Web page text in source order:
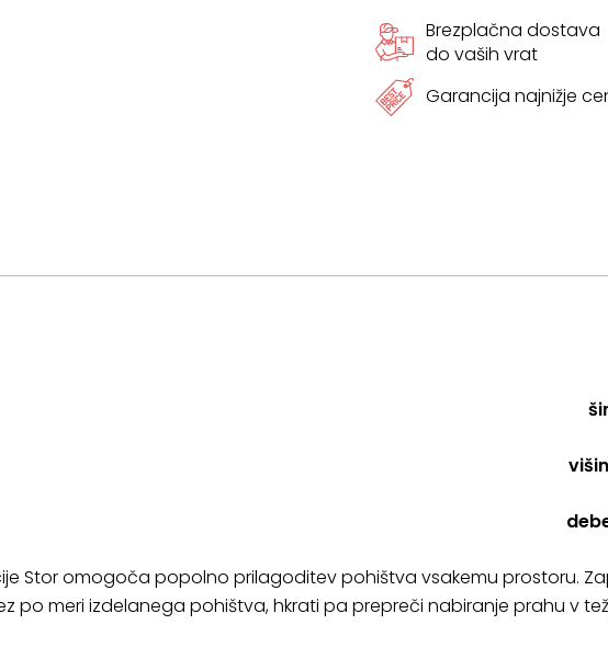
Brezplačna dostava
do vaših vrat
Garancija najnižje
Stor omogoča popolno prilagoditev pohištva vsakemu prostoru.
po meri izdelanega pohištva, hkrati pa prepreči nabiranje prahu v